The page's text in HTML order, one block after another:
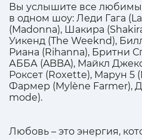
Вы услышите все
в одном шоу: Леди Гага
(Madonna), Шакира
Уикенд (The Weeknd),
Риана (Rihanna), Бритни
АББА (ABBA), Майкл
Роксет (Roxette), Марун 5
Фармер (Mylène Farmer),
mode).
Любовь – это энергия,